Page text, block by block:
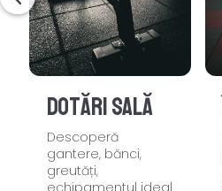
Dotări sală
Descoperă
gantere, bănci,
greutăți,